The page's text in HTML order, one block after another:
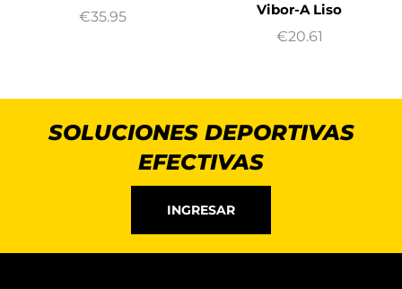
€35.95
Vibor-A Liso
€20.61
SOLUCIONES DEPORTIVAS
EFECTIVAS
INGRESAR